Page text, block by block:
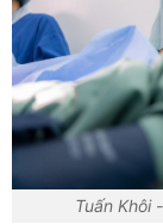
Tuấn Khôi